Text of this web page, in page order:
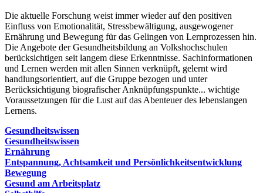
Die aktuelle Forschung weist immer wieder auf den positiven
Einfluss von Emotionalität, Stressbewältigung, ausgewogener
Ernährung und Bewegung für das Gelingen von Lernprozessen hin.
Die Angebote der Gesundheitsbildung an Volkshochschulen
berücksichtigen seit langem diese Erkenntnisse. Sachinformationen
und Lernen werden mit allen Sinnen verknüpft, gelernt wird
handlungsorientiert, auf die Gruppe bezogen und unter
Berücksichtigung biografischer Anknüpfungspunkte... wichtige
Voraussetzungen für die Lust auf das Abenteuer des lebenslangen
Lernens.
Gesundheitswissen
Gesundheitswissen
Ernährung
Entspannung, Achtsamkeit und Persönlichkeitsentwicklung
Bewegung
Gesund am Arbeitsplatz